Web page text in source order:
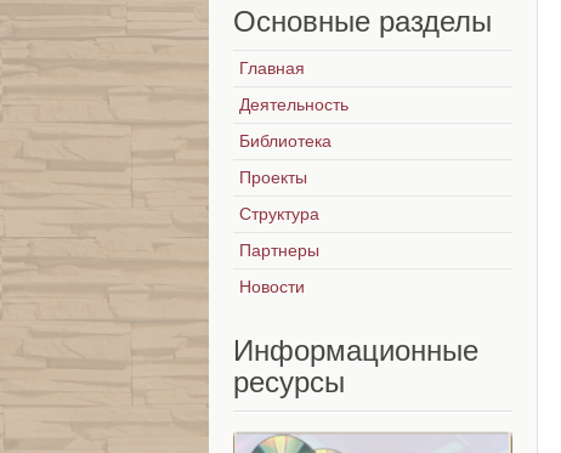
Основные разделы
Главная
Деятельность
Библиотека
Проекты
Структура
Партнеры
Новости
Информационные
ресурсы